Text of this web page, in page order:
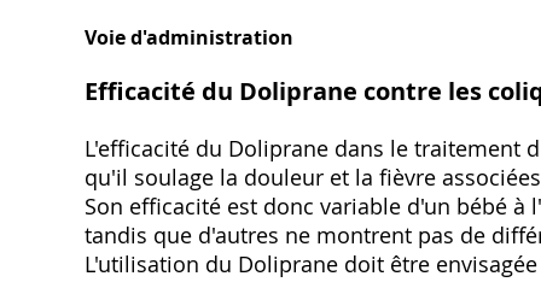
Voie d'administration
Efficacité du Doliprane contre les
L'efficacité du Doliprane dans le traitement
qu'il soulage la douleur et la fièvre
Son efficacité est donc variable d'un bébé
tandis que d'autres ne montrent pas de
L'utilisation du Doliprane doit être